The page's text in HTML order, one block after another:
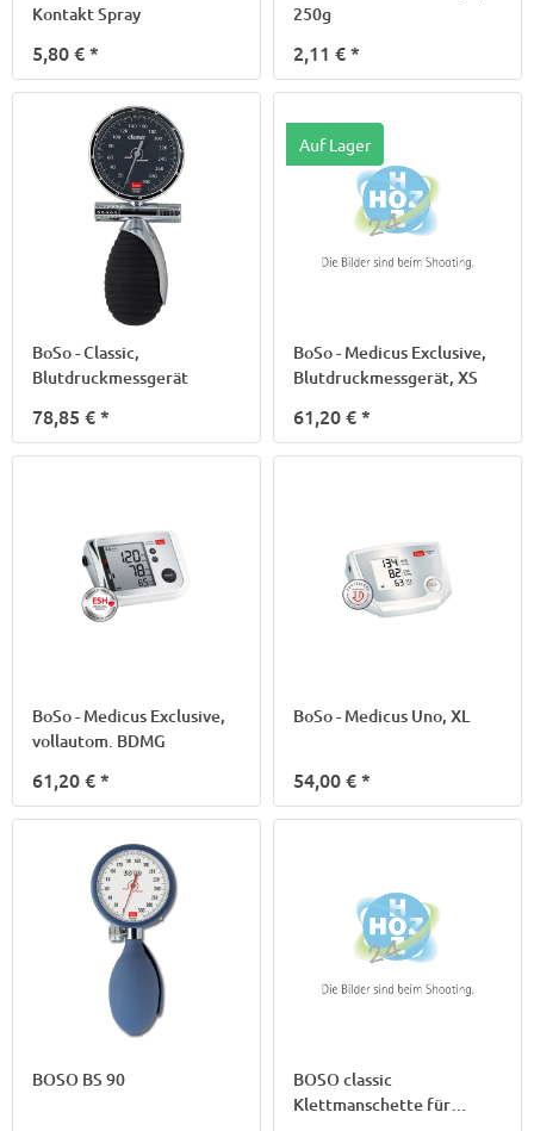
Kontakt Spray
5,80 €*
250g
2,11 €*
BoSo - Classic,
Blutdruckmessgerät
78,85 €*
Auf Lager
BoSo - Medicus Exclusive,
Blutdruckmessgerät, XS
61,20 €*
BoSo - Medicus Exclusive,
vollautom. BDMG
61,20 €*
BoSo - Medicus Uno, XL
54,00 €*
BOSO BS 90
BOSO classic
Klettmanschette für